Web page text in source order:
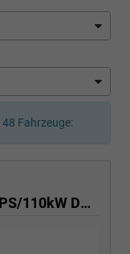
48 Fahrzeuge:
Selection 1.5 eTSI mHEV 150PS/110kW DSG7 2026